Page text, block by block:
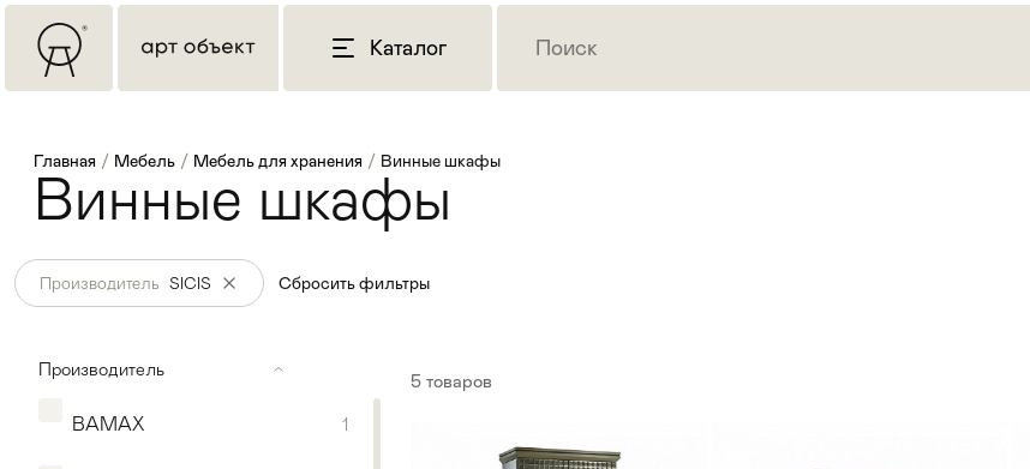
Каталог
Главная / Мебель / Мебель для хранения / Винные шкафы
Винные шкафы
Производитель SICIS Сбросить фильтры
Производитель
BAMAX 1
5 товаров